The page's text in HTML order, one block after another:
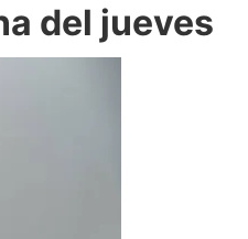
del jueves